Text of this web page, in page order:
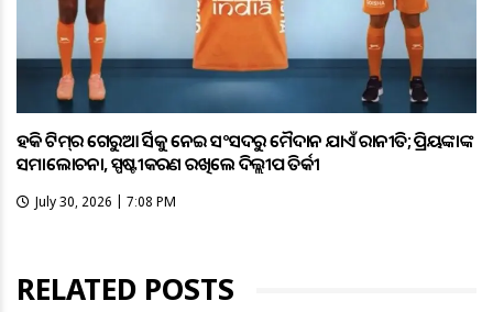
ହକି ଟିମ୍‌ର ଗେରୁଆ ଜର୍ସିକୁ ନେଇ ସଂସଦରୁ ମୈଦାନ ଯାଏଁ ରାଜନୀତି; ପ୍ରିୟଙ୍କାଙ୍କ
ସମାଲୋଚନା, ସ୍ପଷ୍ଟୀକରଣ ରଖିଲେ ଦିଲ୍ଲୀପ ତିର୍କୀ
July 30, 2026 | 7:08 PM
RELATED POSTS